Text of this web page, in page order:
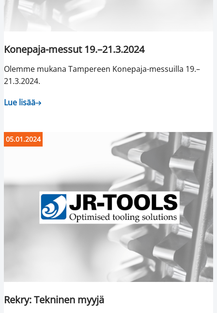
Konepaja-messut 19.–21.3.2024
Olemme mukana Tampereen Konepaja-messuilla 19.–
21.3.2024.
Lue lisää
05.01.2024
Rekry: Tekninen myyjä